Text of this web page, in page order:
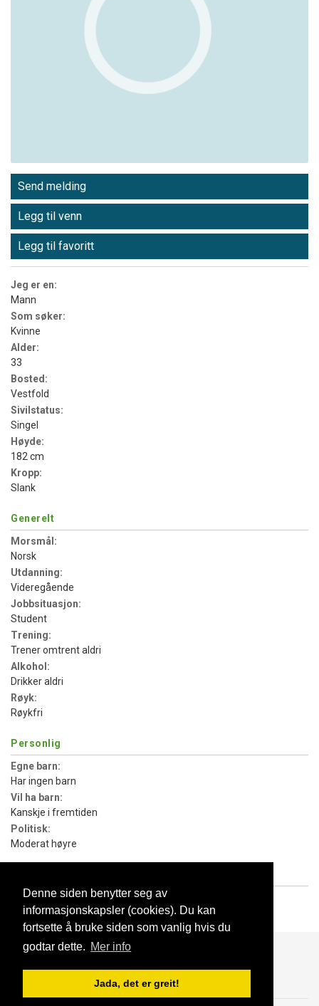
Denne siden benytter seg av
informasjonskapsler (cookies). Du kan
fortsette å bruke siden som vanlig hvis du
godtar dette. Mer info
Jada, det er greit!
Send melding
Legg til venn
Legg til favoritt
Jeg er en:
Mann
Som søker:
Kvinne
Alder:
33
Bosted:
Vestfold
Sivilstatus:
Singel
Høyde:
182 cm
Kropp:
Slank
Generelt
Morsmål:
Norsk
Utdanning:
Videregående
Jobbsituasjon:
Student
Trening:
Trener omtrent aldri
Alkohol:
Drikker aldri
Røyk:
Røykfri
Personlig
Egne barn:
Har ingen barn
Vil ha barn:
Kanskje i fremtiden
Politisk:
Moderat høyre
Presentasjon:
best man
Blogg Support Kontakt oss